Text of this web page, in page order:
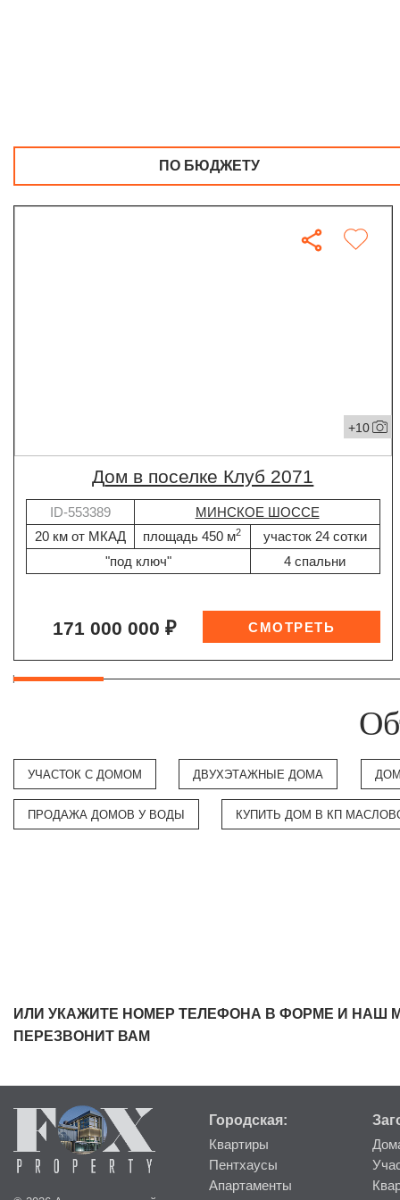
ПО БЮДЖЕТУ
+10
дом в поселке Клуб 2071
ID-553389
МИНСКОЕ ШОССЕ
20 км от МКАД
площадь 450 м2
участок 24 сотки
"под ключ"
4 спальни
171 000 000 ₽
УЧАСТОК С ДОМОМ ДВУХЭТАЖНЫЕ ДОМА
ПРОДАЖА ДОМОВ У ВОДЫ КУПИТЬ ДОМ В КП МАСЛОВО
ИЛИ УКАЖИТЕ НОМЕР ТЕЛЕФОНА В ФОРМЕ И НАШ
ПЕРЕЗВОНИТ ВАМ
Городская:
Квартиры
Пентхаусы
Апартаменты